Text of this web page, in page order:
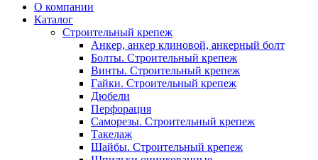
О компании
Каталог
Строительный крепеж
Анкер, анкер клиновой, анкерный болт
Болты. Строительный крепеж
Винты. Строительный крепеж
Гайки. Строительный крепеж
Дюбели
Перфорация
Саморезы. Строительный крепеж
Такелаж
Шайбы. Строительный крепеж